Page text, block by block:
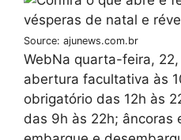
Source: ajunews.com.br
WebNa quarta-feira,
abertura facultativa às
obrigatório das 12h às
das 9h às 22h; âncoras